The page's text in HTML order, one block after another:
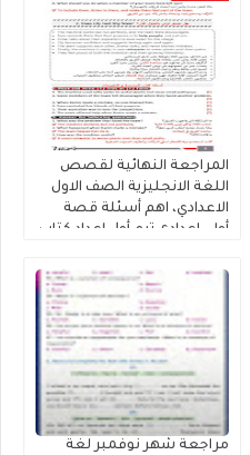
المراجعة النهائية لقصص
اللغة الانجليزية الصف الاول
الاعدادي، اهم أسئلة قصة
أولى إعدادى ترم أول إعداد كتاب
مراجعة شهر نوفمبر لغة